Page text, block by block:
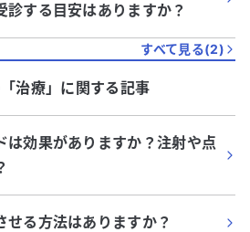
診する目安はありますか？
すべて見る(2)
治療」に関する記事
は効果がありますか？注射や点
せる方法はありますか？